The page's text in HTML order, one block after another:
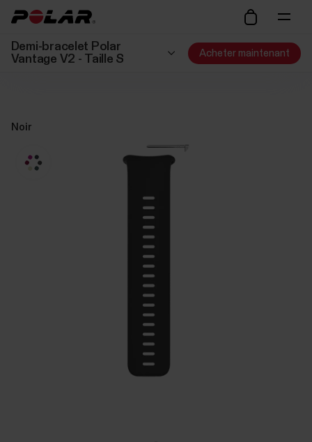
Demi-bracelet Polar
Vantage V2 - Taille S
Acheter maintenant
Noir